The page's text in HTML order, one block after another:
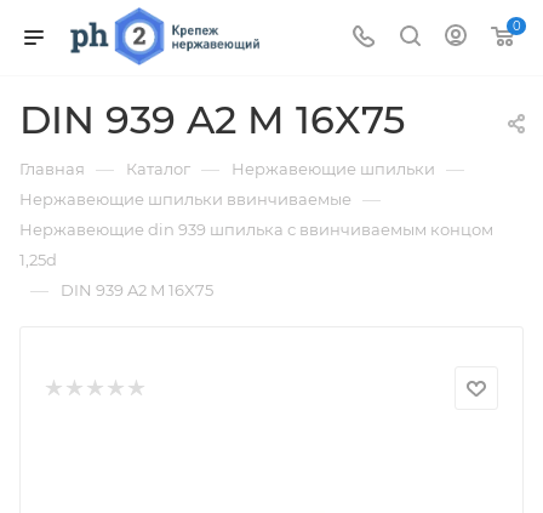
0
DIN 939 A2 M 16X75
Главная — Каталог — Нержавеющие шпильки —
Нержавеющие шпильки ввинчиваемые —
Нержавеющие din 939 шпилька с ввинчиваемым концом
1,25d
— DIN 939 A2 M 16X75